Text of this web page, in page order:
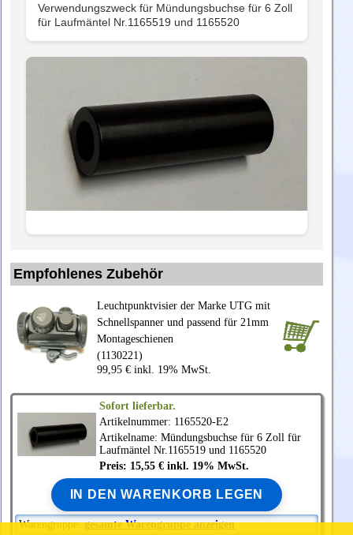
Verwendungszweck für Mündungsbuchse für 6 Zoll
für Laufmäntel Nr.1165519 und 1165520
Empfohlenes Zubehör
Leuchtpunktvisier der Marke UTG mit
Schnellspanner und passend für 21mm
Montageschienen
(1130221)
99,95 € inkl. 19% MwSt.
Sofort lieferbar.
Artikelnummer: 1165520-E2
Artikelname: Mündungsbuchse für 6 Zoll für
Laufmäntel Nr.1165519 und 1165520
Preis: 15,55 € inkl. 19% MwSt.
IN DEN WARENKORB LEGEN
Warengruppe:gesamte Warengruppe anzeigen